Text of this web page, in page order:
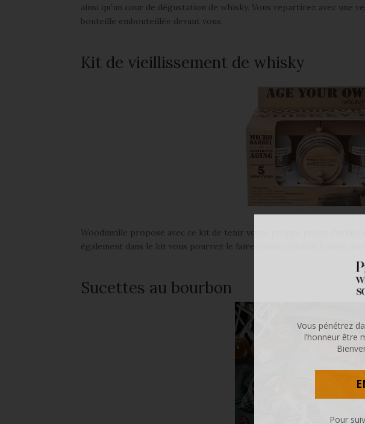
ainsi qu’un cour de dégustation de whisky. Vous repartirez avec une
bouteille embouteillée devant vous.
Kit de vieillissement de whisky
Woodinville propose avec ce kit de tenir votre propre petite
également dans le kit vous pourrez le faire vieillir pendant 6 mois
Sucettes au bourbon
Vous pénétrez
l’honneur être
Pour